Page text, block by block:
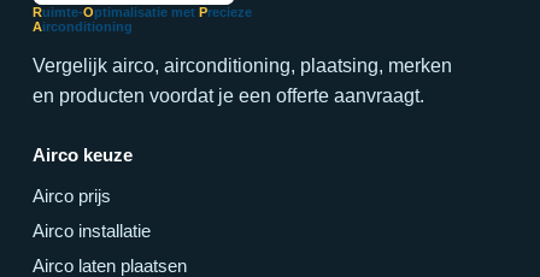
Ruimte-Optimalisatie met Precieze
Airconditioning
Vergelijk airco, airconditioning, plaatsing, merken
en producten voordat je een offerte aanvraagt.
Airco keuze
Airco prijs
Airco installatie
Airco laten plaatsen